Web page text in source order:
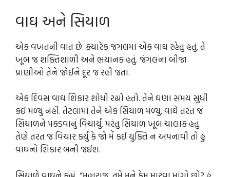
વાઘ અને સિયાળ
એક વખતની વાત છે. ક્યારેક જંગલમાં એક વાઘ રહેતું હતું. તે
ખૂબ જ શક્તિશાળી અને ભયાનક હતું. જંગલના બીજા
પ્રાણીઓ તેને જોઈને દૂર જ રહી જતા.
એક દિવસ વાઘ શિકાર શોધી રહ્યો હતો. તેને ઘણા સમય સુધી
કંઈ મળ્યું નહીં. તેટલામાં તેને એક સિયાળ મળ્યું. વાઘે તરત જ
સિયાળને પકડવાનું વિચાર્યું. પરંતુ સિયાળ ખૂબ ચાલાક હતું.
તેણે તરત જ વિચાર કર્યું કે જો મેં કઈ યુક્તિ ન અપનાવી તો હું
વાઘનો શિકાર બની જઈશ.